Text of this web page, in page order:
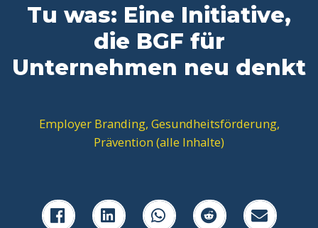
Tu was: Eine Initiative,
die BGF für
Unternehmen neu denkt
Employer Branding, Gesundheitsförderung,
Prävention (alle Inhalte)